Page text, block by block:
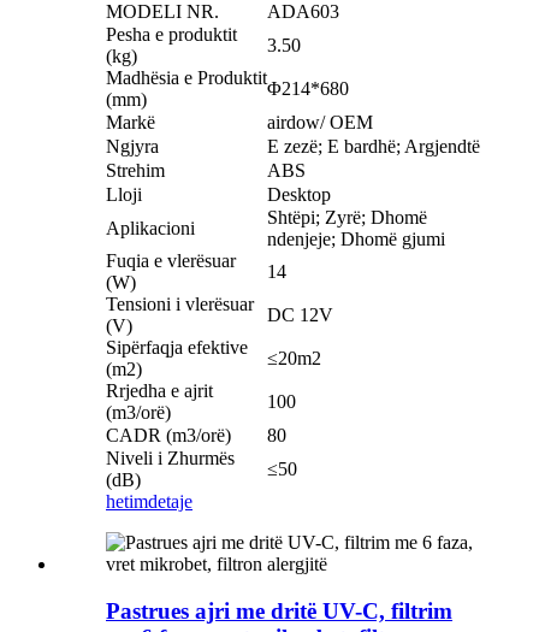
MODELI NR.
ADA603
Pesha e produktit
(kg)
3.50
Madhësia e Produktit
(mm)
Φ214*680
Markë
airdow/ OEM
Ngjyra
E zezë; E bardhë; Argjendtë
Strehim
ABS
Lloji
Desktop
Aplikacioni
Shtëpi; Zyrë; Dhomë
ndenjeje; Dhomë gjumi
Fuqia e vlerësuar
(W)
14
Tensioni i vlerësuar
(V)
DC 12V
Sipërfaqja efektive
(m2)
≤20m2
Rrjedha e ajrit
(m3/orë)
100
CADR (m3/orë)
80
Niveli i Zhurmës
(dB)
≤50
hetimdetaje
Pastrues ajri me dritë UV-C, filtrim